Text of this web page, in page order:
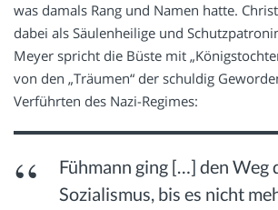
was damals Rang und Namen hatte.
dabei als Säulenheilige und
Meyer spricht die Büste mit
von den „Träumen“ der schuldig
Verführten des Nazi-Regimes:
Fühmann ging […] den Weg
Sozialismus, bis es nicht